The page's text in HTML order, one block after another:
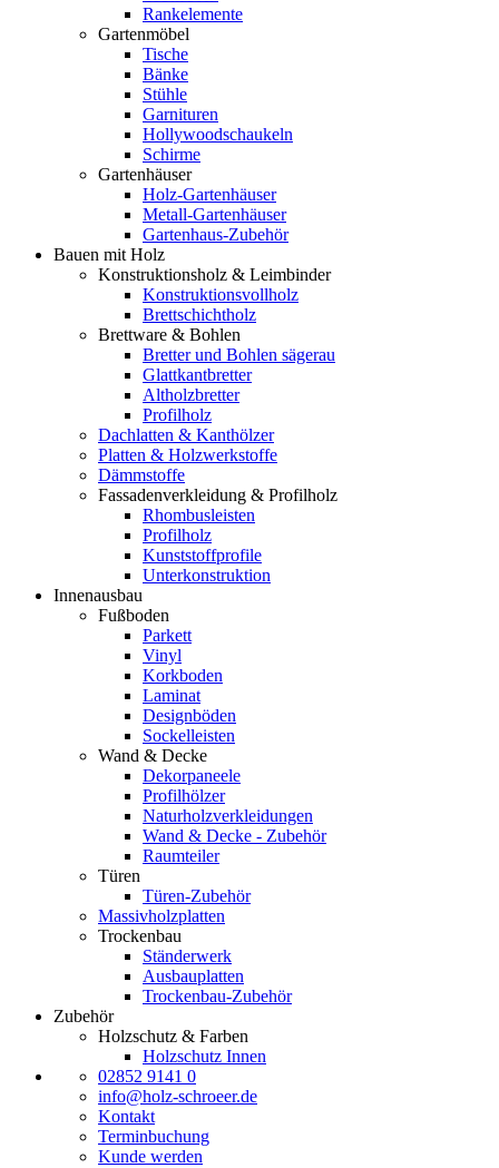
Rankelemente
Gartenmöbel
Tische
Bänke
Stühle
Garnituren
Hollywoodschaukeln
Schirme
Gartenhäuser
Holz-Gartenhäuser
Metall-Gartenhäuser
Gartenhaus-Zubehör
Bauen mit Holz
Konstruktionsholz & Leimbinder
Konstruktionsvollholz
Brettschichtholz
Brettware & Bohlen
Bretter und Bohlen sägerau
Glattkantbretter
Altholzbretter
Profilholz
Dachlatten & Kanthölzer
Platten & Holzwerkstoffe
Dämmstoffe
Fassadenverkleidung & Profilholz
Rhombusleisten
Profilholz
Kunststoffprofile
Unterkonstruktion
Innenausbau
Fußboden
Parkett
Vinyl
Korkboden
Laminat
Designböden
Sockelleisten
Wand & Decke
Dekorpaneele
Profilhölzer
Naturholzverkleidungen
Wand & Decke - Zubehör
Raumteiler
Türen
Türen-Zubehör
Massivholzplatten
Trockenbau
Ständerwerk
Ausbauplatten
Trockenbau-Zubehör
Zubehör
Holzschutz & Farben
Holzschutz Innen
02852 9141 0
info@holz-schroeer.de
Kontakt
Terminbuchung
Kunde werden